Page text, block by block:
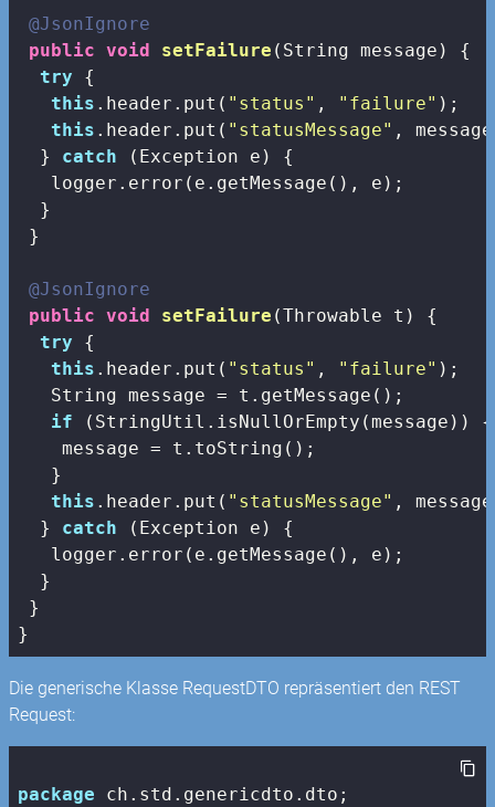
@JsonIgnore
public void setFailure (String message)
{
try {
this .header.put( "status" , "failure" );
this .header.put( "statusMessage" ,
  }
catch (Exception e) {
   logger.error(e.getMessage(), e);
  }
}
@JsonIgnore
public void setFailure (Throwable t)
{
try {
this .header.put( "status" , "failure" );
   String message = t.getMessage();
if (StringUtil.isNullOrEmpty(message)) {
    message = t.toString();
   }
this .header.put( "statusMessage" ,
  }
catch (Exception e) {
   logger.error(e.getMessage(), e);
  }
}
}
Die generische Klasse RequestDTO repräsentiert den REST
Request:
package ch.std.genericdto.dto;